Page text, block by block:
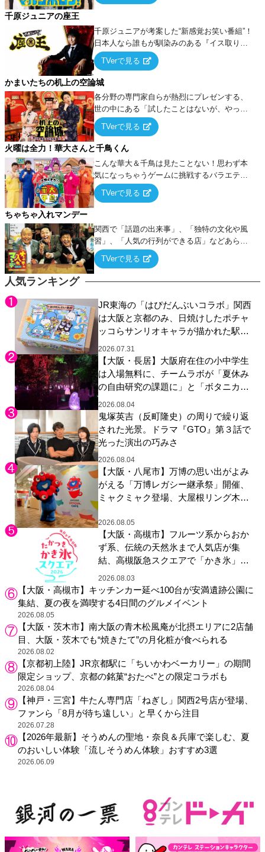
人気ランキング
JR東海の「はぴだんぶいコラボ」関西
は大阪と京都のみ、日焼けしたポチャ
ッコらサンリオキャラが描かれた駅弁
やグッズが登場
2026.07.31
【大阪・長居】大阪府在住の小中学生
は入場無料に、チームラボが「夏休み
の自由研究の課題に」と「ボタニカル
ガーデン 大阪」へ招待
2026.08.04
鬼塚英吉（反町隆史）の周りで繰り返
された光景。ドラマ『GTO』第３話で
光った演出の巧みさ
2026.08.04
【大阪・八尾市】万博の思い出がよみ
がえる「万博レガシー継承祭」開催、
ミャクミャク登場、大屋根リング木材
展示も
2026.08.05
【大阪・高槻市】フルーツ系からおか
ず系、伝統の天然氷まで人気店が集
結、高槻阪急スクエアで「かき氷」祭
り
2026.08.03
【大阪・高槻市】キッチンカー延べ100台が安満遺跡公園に
集結、夏の夜を満喫する4日間のグルメイベント
2026.08.05
【大阪・茨木市】南大阪の青木松風庵が北摂エリアに2店舗
目、大阪・茨木でも“焼きたて”の月化粧が食べられる
2026.08.02
【京都初上陸】JR京都駅に「ちいかわベーカリー」の期間
限定ショップ、京都の銘菓“おたべ”との限定コラボも
2026.08.04
【神戸・三宮】牛たん専門店「ねぎし」関西2号店が登場、
ファンら「8月が待ち遠しい」と早くから注目
2026.07.28
【2026年最新】そうめんの聖地・奈良＆兵庫で楽しむ、夏
のおいしい体験「流しそうめん体験」おすすめ3選
2026.06.09
千原ジュニアの座王
千原ジュニアが考案した“新感覚お笑い番組”！
日本人なら誰もが馴染みのある『イス取りゲ
ーム』をベースに、大喜利・ギャグ・モノボ
ケ・歌…など様々なお題で芸人がショートネ
タを競い合う！
TVerで見る
かまいたちの机上の空論城
各分野の専門家自らが熱烈にプレゼンする、
世の中にある「試したことはないが、やって
みたらこうなる！…ハズ」という“机上の空
論”に若手芸人らがカラダを張って挑む！
TVerで見る
火曜は全力！華大さんと千鳥くん
こんな華大＆千鳥は見たことない！思わず本
気になっちゃうゲームに挑戦するバラエティ
ー！
TVerで見る
ちゃちゃ入れマンデー
関西で「話題の出来事」、「独特の文化や風
習」、「人気の行列ができる店」などあらゆ
るテーマについて好き放題にちゃちゃを入れ
ていく関西色を前面に押し出したトークバラ
TVerで見る